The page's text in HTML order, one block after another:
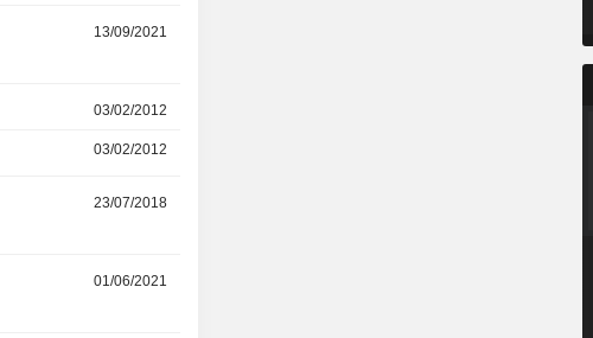
13/09/2021
03/02/2012
03/02/2012
23/07/2018
01/06/2021